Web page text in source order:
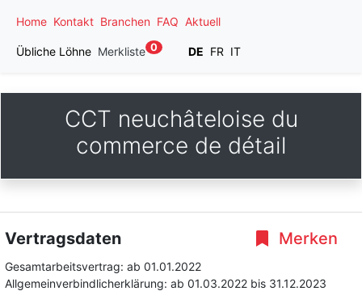
Home Kontakt Branchen FAQ Aktuell
Übliche Löhne Merkliste 0 DE FR IT
CCT neuchâteloise du
commerce de détail
Merken
Vertragsdaten
Gesamtarbeitsvertrag: ab 01.01.2022
Allgemeinverbindlicherklärung: ab 01.03.2022 bis 31.12.2023